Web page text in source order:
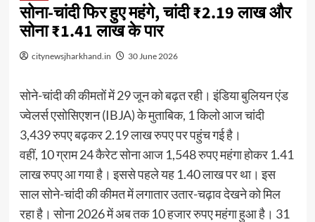
सोना-चांदी फिर हुए महंगे, चांदी ₹2.19 लाख और
सोना ₹1.41 लाख के पार
citynewsjharkhand.in 30 June 2026
सोने-चांदी की कीमतों में 29 जून को बढ़त रही। इंडिया बुलियन एंड
ज्वेलर्स एसोसिएशन (IBJA) के मुताबिक, 1 किलो आज चांदी
3,439 रुपए बढ़कर 2.19 लाख रुपए पर पहुंच गई है।
वहीं, 10 ग्राम 24 कैरेट सोना आज 1,548 रुपए महंगा होकर 1.41
लाख रुपए आ गया है। इससे पहले यह 1.40 लाख पर था। इस
साल सोने-चांदी की कीमत में लगातार उतार-चढ़ाव देखने को मिल
रहा है। सोना 2026 में अब तक 10 हजार रुपए महंगा हुआ है। 31